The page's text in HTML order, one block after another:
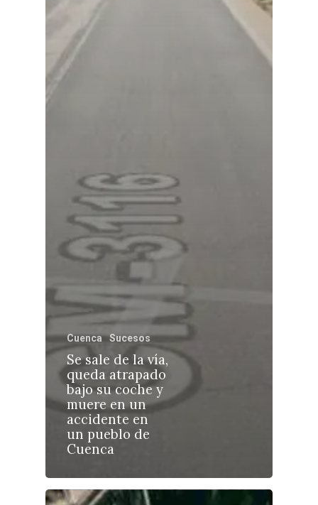
Cuenca Sucesos
Se sale de la vía,
queda atrapado
bajo su coche y
muere en un
accidente en
un pueblo de
Cuenca
Albacete
Educación